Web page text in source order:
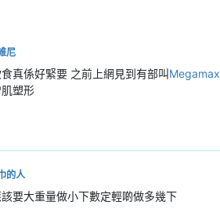
尼
真係好緊要 之前上網見到有部叫Megamax
塑形
的人
要大重量做小下數定輕啲做多幾下